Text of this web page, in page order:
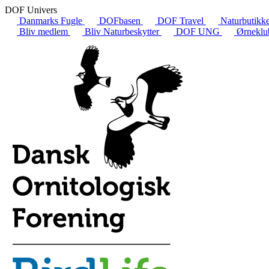
DOF Univers
Danmarks Fugle
DOFbasen DOF Travel
Bliv medlem
Bliv Naturbeskytter DOF UNG